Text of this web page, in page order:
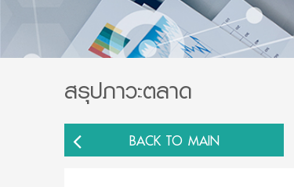
สรุปภาวะตลาด
BACK TO MAIN